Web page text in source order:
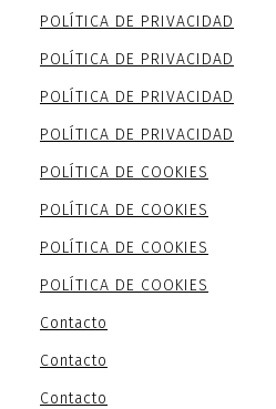
POLÍTICA DE PRIVACIDAD
POLÍTICA DE PRIVACIDAD
POLÍTICA DE PRIVACIDAD
POLÍTICA DE PRIVACIDAD
POLÍTICA DE COOKIES
POLÍTICA DE COOKIES
POLÍTICA DE COOKIES
POLÍTICA DE COOKIES
Contacto
Contacto
Contacto